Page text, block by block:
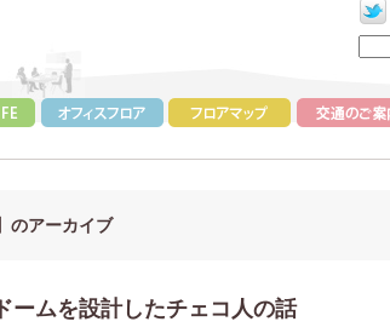
のアーカイブ
ームを設計したチェコ人の話